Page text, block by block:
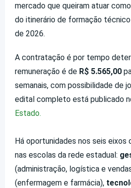
mercado que queiram atuar
do itinerário de formação
de 2026.
A contratação é por tempo
remuneração é de R$ 5.565,00
semanais, com possibilidade de
edital completo está publicado
Estado.
Há oportunidades nos seis
nas escolas da rede estadual:
(administração, logística e
(enfermagem e farmácia),